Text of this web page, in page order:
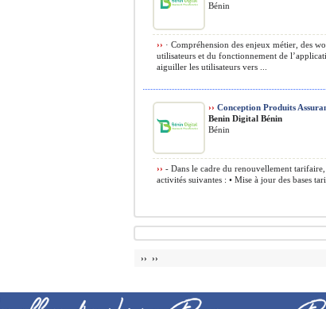
Bénin
›› · Compréhension des enjeux métier, des
utilisateurs et du fonctionnement de
aiguiller les utilisateurs vers ...
›› Conception Produits
Benin Digital Bénin
Bénin
›› - Dans le cadre du renouvellement
activités suivantes : • Mise à jour des bases
›› ››